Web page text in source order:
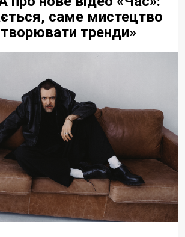
саме мистецтво
тренди»